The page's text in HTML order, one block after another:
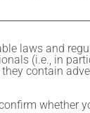
laws and
(i.e., in
contain
whether